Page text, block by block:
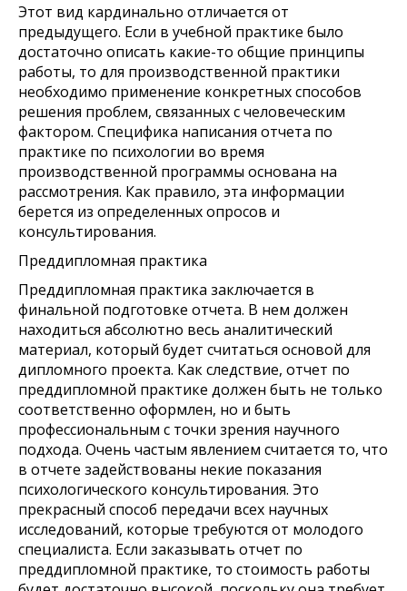
Этот вид кардинально отличается от
предыдущего. Если в учебной практике было
достаточно описать какие-то общие принципы
работы, то для производственной практики
необходимо применение конкретных способов
решения проблем, связанных с человеческим
фактором. Специфика написания отчета по
практике по психологии во время
производственной программы основана на
рассмотрения. Как правило, эта информации
берется из определенных опросов и
консультирования.
Преддипломная практика
Преддипломная практика заключается в
финальной подготовке отчета. В нем должен
находиться абсолютно весь аналитический
материал, который будет считаться основой для
дипломного проекта. Как следствие, отчет по
преддипломной практике должен быть не только
соответственно оформлен, но и быть
профессиональным с точки зрения научного
подхода. Очень частым явлением считается то, что
в отчете задействованы некие показания
психологического консультирования. Это
прекрасный способ передачи всех научных
исследований, которые требуются от молодого
специалиста. Если заказывать отчет по
преддипломной практике, то стоимость работы